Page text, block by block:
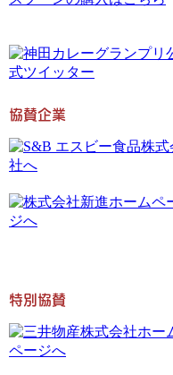
協賛企業
特別協賛